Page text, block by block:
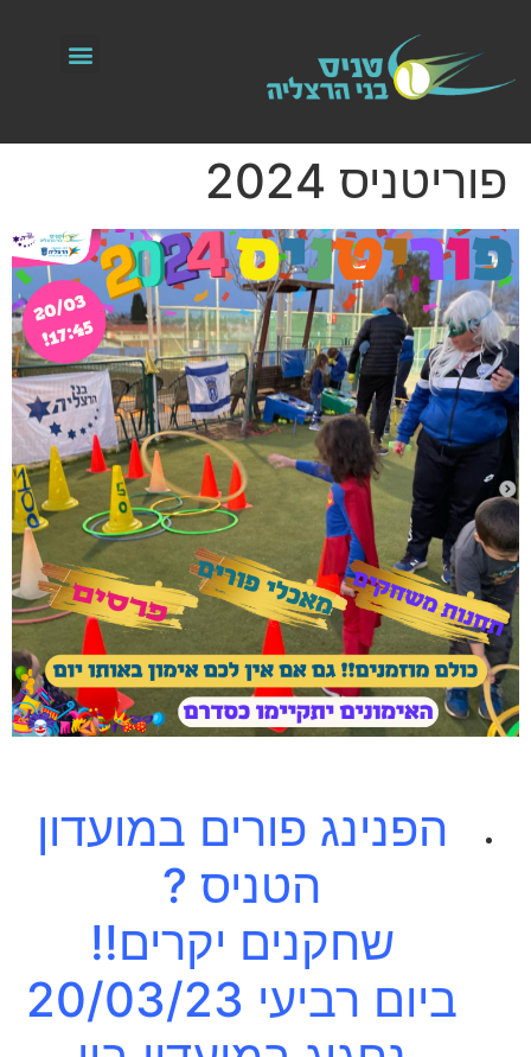
פוריטניס 2024
הפנינג פורים במועדון
הטניס ?
שחקנים יקרים!!
ביום רביעי 20/03/23